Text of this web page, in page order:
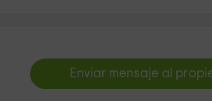
Enviar mensaje al